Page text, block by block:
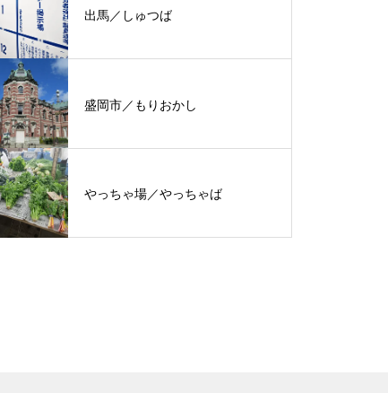
出馬／しゅつば
盛岡市／もりおかし
やっちゃ場／やっちゃば